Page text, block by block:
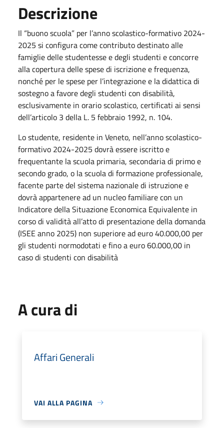
Descrizione
Il “buono scuola” per l’anno scolastico-formativo 2024-
2025 si configura come contributo destinato alle
famiglie delle studentesse e degli studenti e concorre
alla copertura delle spese di iscrizione e frequenza,
nonché per le spese per l’integrazione e la didattica di
sostegno a favore degli studenti con disabilità,
esclusivamente in orario scolastico, certificati ai sensi
dell’articolo 3 della L. 5 febbraio 1992, n. 104.
Lo studente, residente in Veneto, nell’anno scolastico-
formativo 2024-2025 dovrà essere iscritto e
frequentante la scuola primaria, secondaria di primo e
secondo grado, o la scuola di formazione professionale,
facente parte del sistema nazionale di istruzione e
dovrà appartenere ad un nucleo familiare con un
Indicatore della Situazione Economica Equivalente in
corso di validità all’atto di presentazione della domanda
(ISEE anno 2025) non superiore ad euro 40.000,00 per
gli studenti normodotati e fino a euro 60.000,00 in
caso di studenti con disabilità
A cura di
Affari Generali
VAI ALLA PAGINA